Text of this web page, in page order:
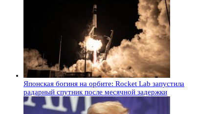
Японская богиня на орбите: Rocket Lab запустила
радарный спутник после месячной задержки